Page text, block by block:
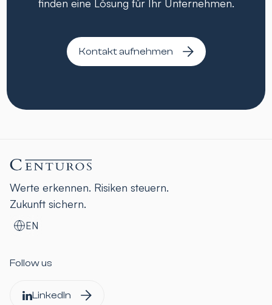
finden eine Lösung für Ihr Unternehmen.
Kontakt aufnehmen
Werte erkennen. Risiken steuern.
Zukunft sichern.
EN
Follow us
LinkedIn